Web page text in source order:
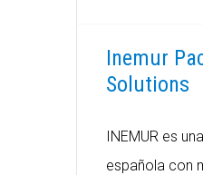
Inemur
Solutions
INEMUR es
española con